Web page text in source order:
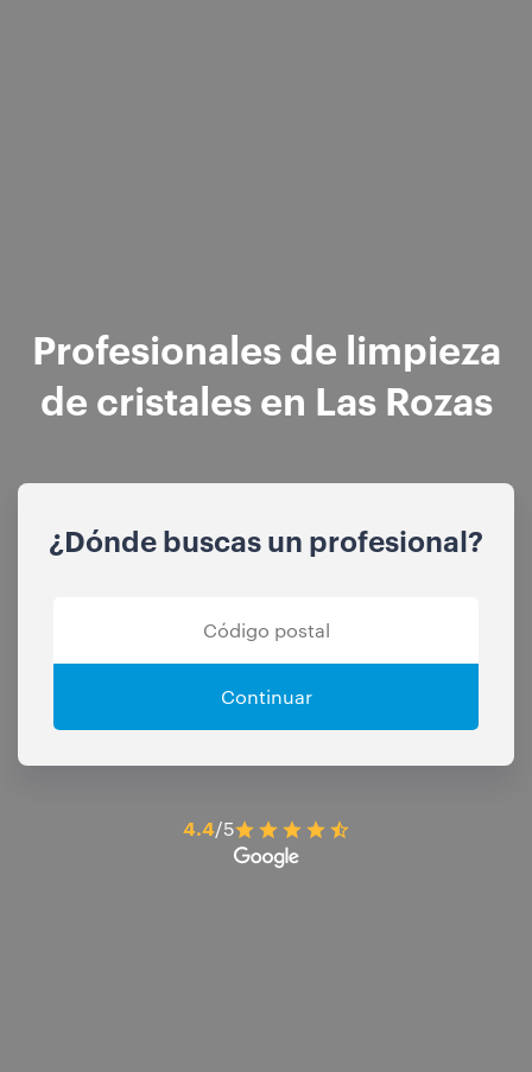
Profesionales de limpieza
de cristales en Las Rozas
¿Dónde buscas un profesional?
Continuar
4.4/5